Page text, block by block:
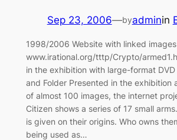
Sep 23, 2006—byadminin
1998/2006 Website with linked images
www.irational.org/tttp/Crypto/
in the exhibition with large-format
and Folder Presented in the exhibition
of almost 100 images, the internet
Citizen shows a series of 17 small
is given on their origins. Who owns
being used as…